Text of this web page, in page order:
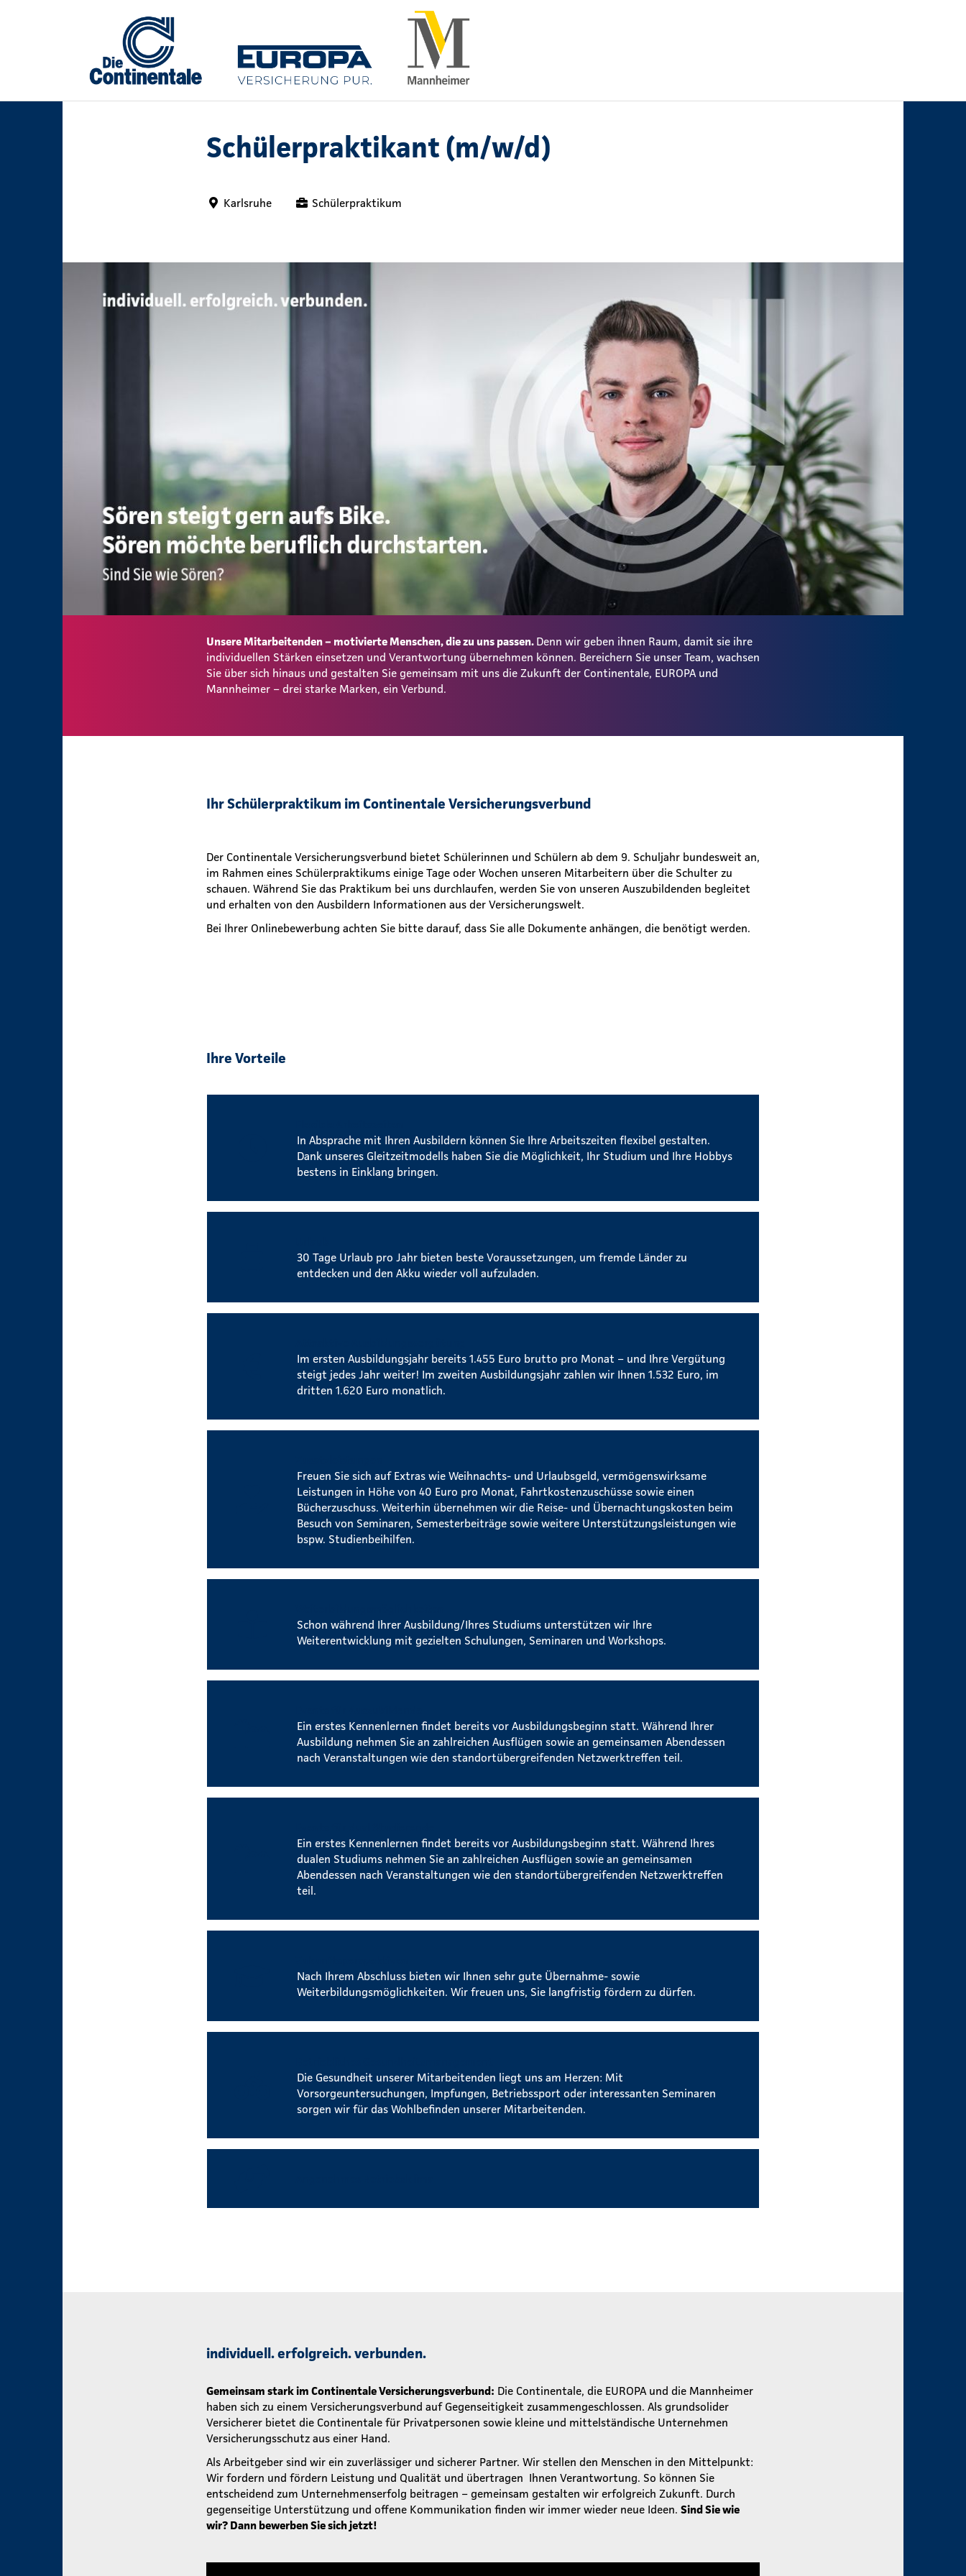
Schülerpraktikant (m/w/d)
Karlsruhe Schülerpraktikum
Unsere Mitarbeitenden – motivierte Menschen, die zu uns passen. Denn wir geben ihnen Raum, damit sie ihre
individuellen Stärken einsetzen und Verantwortung übernehmen können. Bereichern Sie unser Team, wachsen
Sie über sich hinaus und gestalten Sie gemeinsam mit uns die Zukunft der Continentale, EUROPA und
Mannheimer – drei starke Marken, ein Verbund.
Ihr Schülerpraktikum im Continentale Versicherungsverbund
Der Continentale Versicherungsverbund bietet Schülerinnen und Schülern ab dem 9. Schuljahr bundesweit an,
im Rahmen eines Schülerpraktikums einige Tage oder Wochen unseren Mitarbeitern über die Schulter zu
schauen. Während Sie das Praktikum bei uns durchlaufen, werden Sie von unseren Auszubildenden begleitet
und erhalten von den Ausbildern Informationen aus der Versicherungswelt.
Bei Ihrer Onlinebewerbung achten Sie bitte darauf, dass Sie alle Dokumente anhängen, die benötigt werden.
Ihre Vorteile
In Absprache mit Ihren Ausbildern können Sie Ihre Arbeitszeiten flexibel gestalten.
Dank unseres Gleitzeitmodells haben Sie die Möglichkeit, Ihr Studium und Ihre Hobbys
bestens in Einklang bringen.
30 Tage Urlaub pro Jahr bieten beste Voraussetzungen, um fremde Länder zu
entdecken und den Akku wieder voll aufzuladen.
Im ersten Ausbildungsjahr bereits 1.455 Euro brutto pro Monat – und Ihre Vergütung
steigt jedes Jahr weiter! Im zweiten Ausbildungsjahr zahlen wir Ihnen 1.532 Euro, im
dritten 1.620 Euro monatlich.
Freuen Sie sich auf Extras wie Weihnachts- und Urlaubsgeld, vermögenswirksame
Leistungen in Höhe von 40 Euro pro Monat, Fahrtkostenzuschüsse sowie einen
Bücherzuschuss. Weiterhin übernehmen wir die Reise- und Übernachtungskosten beim
Besuch von Seminaren, Semesterbeiträge sowie weitere Unterstützungsleistungen wie
bspw. Studienbeihilfen.
Schon während Ihrer Ausbildung/Ihres Studiums unterstützen wir Ihre
Weiterentwicklung mit gezielten Schulungen, Seminaren und Workshops.
Ein erstes Kennenlernen findet bereits vor Ausbildungsbeginn statt. Während Ihrer
Ausbildung nehmen Sie an zahlreichen Ausflügen sowie an gemeinsamen Abendessen
nach Veranstaltungen wie den standortübergreifenden Netzwerktreffen teil.
Ein erstes Kennenlernen findet bereits vor Ausbildungsbeginn statt. Während Ihres
dualen Studiums nehmen Sie an zahlreichen Ausflügen sowie an gemeinsamen
Abendessen nach Veranstaltungen wie den standortübergreifenden Netzwerktreffen
teil.
Nach Ihrem Abschluss bieten wir Ihnen sehr gute Übernahme- sowie
Weiterbildungsmöglichkeiten. Wir freuen uns, Sie langfristig fördern zu dürfen.
Die Gesundheit unserer Mitarbeitenden liegt uns am Herzen: Mit
Vorsorgeuntersuchungen, Impfungen, Betriebssport oder interessanten Seminaren
sorgen wir für das Wohlbefinden unserer Mitarbeitenden.
individuell. erfolgreich. verbunden.
Gemeinsam stark im Continentale Versicherungsverbund: Die Continentale, die EUROPA und die Mannheimer
haben sich zu einem Versicherungsverbund auf Gegenseitigkeit zusammengeschlossen. Als grundsolider
Versicherer bietet die Continentale für Privatpersonen sowie kleine und mittelständische Unternehmen
Versicherungsschutz aus einer Hand.
Als Arbeitgeber sind wir ein zuverlässiger und sicherer Partner. Wir stellen den Menschen in den Mittelpunkt:
Wir fordern und fördern Leistung und Qualität und übertragen Ihnen Verantwortung. So können Sie
entscheidend zum Unternehmenserfolg beitragen – gemeinsam gestalten wir erfolgreich Zukunft. Durch
gegenseitige Unterstützung und offene Kommunikation finden wir immer wieder neue Ideen. Sind Sie wie
wir? Dann bewerben Sie sich jetzt!